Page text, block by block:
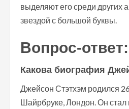
выделяют его среди других
звездой с большой буквы.
Вопрос-ответ:
Какова биография
Джейсон Стэтхэм родился
Шайрбруке, Лондон. Он стал